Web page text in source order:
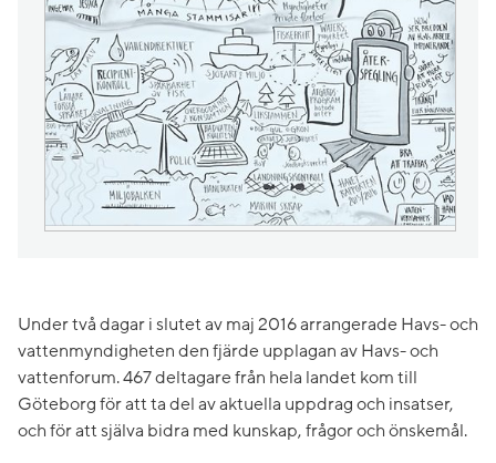
Under två dagar i slutet av maj 2016 arrangerade Havs- och
vattenmyndigheten den fjärde upplagan av Havs- och
vattenforum. 467 deltagare från hela landet kom till
Göteborg för att ta del av aktuella uppdrag och insatser,
och för att själva bidra med kunskap, frågor och önskemål.